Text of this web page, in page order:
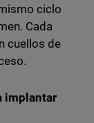
ciclo
Cada
cuellos de
implantar